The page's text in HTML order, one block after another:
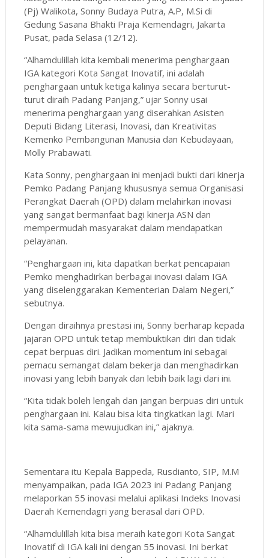
(Pj) Walikota, Sonny Budaya Putra, A.P, M.Si di
Gedung Sasana Bhakti Praja Kemendagri, Jakarta
Pusat, pada Selasa (12/12).
“Alhamdulillah kita kembali menerima penghargaan
IGA kategori Kota Sangat Inovatif, ini adalah
penghargaan untuk ketiga kalinya secara berturut-
turut diraih Padang Panjang,” ujar Sonny usai
menerima penghargaan yang diserahkan Asisten
Deputi Bidang Literasi, Inovasi, dan Kreativitas
Kemenko Pembangunan Manusia dan Kebudayaan,
Molly Prabawati.
Kata Sonny, penghargaan ini menjadi bukti dari kinerja
Pemko Padang Panjang khususnya semua Organisasi
Perangkat Daerah (OPD) dalam melahirkan inovasi
yang sangat bermanfaat bagi kinerja ASN dan
mempermudah masyarakat dalam mendapatkan
pelayanan.
“Penghargaan ini, kita dapatkan berkat pencapaian
Pemko menghadirkan berbagai inovasi dalam IGA
yang diselenggarakan Kementerian Dalam Negeri,”
sebutnya.
Dengan diraihnya prestasi ini, Sonny berharap kepada
jajaran OPD untuk tetap membuktikan diri dan tidak
cepat berpuas diri. Jadikan momentum ini sebagai
pemacu semangat dalam bekerja dan menghadirkan
inovasi yang lebih banyak dan lebih baik lagi dari ini.
“Kita tidak boleh lengah dan jangan berpuas diri untuk
penghargaan ini. Kalau bisa kita tingkatkan lagi. Mari
kita sama-sama mewujudkan ini,” ajaknya.
Sementara itu Kepala Bappeda, Rusdianto, SIP, M.M
menyampaikan, pada IGA 2023 ini Padang Panjang
melaporkan 55 inovasi melalui aplikasi Indeks Inovasi
Daerah Kemendagri yang berasal dari OPD.
“Alhamdulillah kita bisa meraih kategori Kota Sangat
Inovatif di IGA kali ini dengan 55 inovasi. Ini berkat